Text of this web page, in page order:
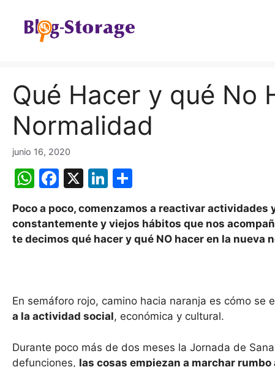
contenido
Qué Hacer y qué No
Normalidad
junio 16, 2020
W
at
s
p
F
c
e
o
k
X
Li
k
e
m
p
Poco a poco, comenzamos a reactivar
constantemente y viejos hábitos que nos
te decimos qué hacer y qué NO hacer en la
En semáforo rojo, camino hacia naranja es cómo
a la actividad social, económica y cultural.
Durante poco más de dos meses la Jornada de
defunciones, las cosas empiezan a marchar